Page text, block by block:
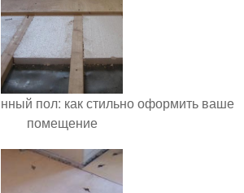
пол: как стильно оформить ваше
помещение